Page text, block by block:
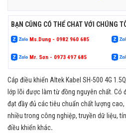
BẠN CŨNG CÓ THỂ CHAT VỚI CHÚNG
Ms.Dung - 0982 960 685
Mr. Sơn - 0973 497 685
Cáp điều khiển Altek Kabel SH-500 4G
lớp lõi được làm từ đồng nguyên chất. Có
đạt đầy đủ các tiêu chuẩn chất lượng
nhiều trong công nghiệp, truyền dữ liệu,
điều khiển khác.